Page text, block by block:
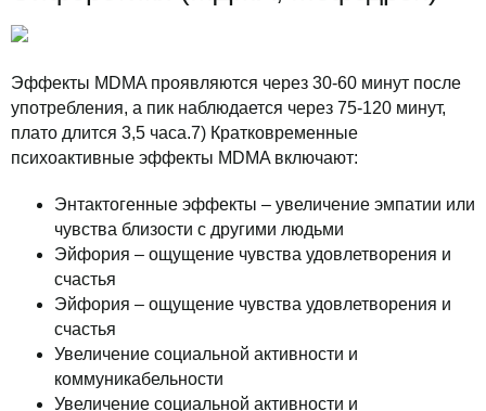
Эффекты MDMA проявляются через 30-60 минут после
употребления, а пик наблюдается через 75-120 минут,
плато длится 3,5 часа.7) Кратковременные
психоактивные эффекты MDMA включают:
Энтактогенные эффекты – увеличение эмпатии или
чувства близости с другими людьми
Эйфория – ощущение чувства удовлетворения и
счастья
Эйфория – ощущение чувства удовлетворения и
счастья
Увеличение социальной активности и
коммуникабельности
Увеличение социальной активности и